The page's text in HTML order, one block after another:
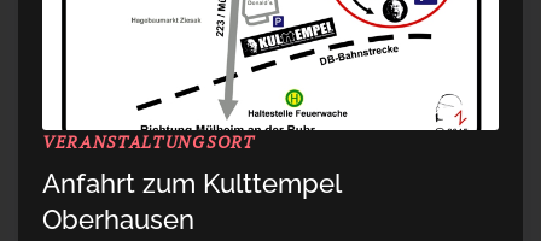
VERANSTALTUNGSORT
Anfahrt zum Kulttempel
Oberhausen